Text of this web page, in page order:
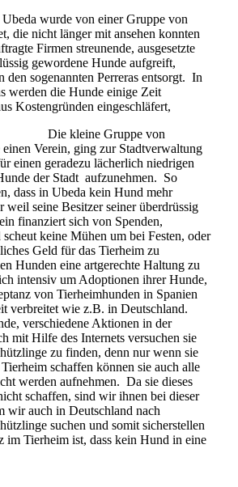
wurde von einer Gruppe von
die nicht länger mit ansehen konnten
Firmen streunende, ausgesetzte
gewordene Hunde aufgreift,
den sogenannten Perreras entsorgt. In
werden die Hunde einige Zeit
Kostengründen eingeschläfert,
Die kleine Gruppe von
Verein, ging zur Stadtverwaltung
einen geradezu lächerlich niedrigen
der Stadt aufzunehmen. So
dass in Ubeda kein Hund mehr
weil seine Besitzer seiner überdrüssig
finanziert sich von Spenden,
keine Mühen um bei Festen, oder
Geld für das Tierheim zu
Hunden eine artgerechte Haltung zu
intensiv um Adoptionen ihrer Hunde,
von Tierheimhunden in Spanien
verbreitet wie z.B. in Deutschland.
verschiedene Aktionen in der
mit Hilfe des Internets versuchen sie
zu finden, denn nur wenn sie
schaffen können sie auch alle
werden aufnehmen. Da sie dieses
schaffen, sind wir ihnen bei dieser
wir auch in Deutschland nach
suchen und somit sicherstellen
im Tierheim ist, dass kein Hund in eine